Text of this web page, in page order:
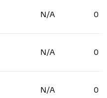
N/A 0
N/A 0
N/A 0